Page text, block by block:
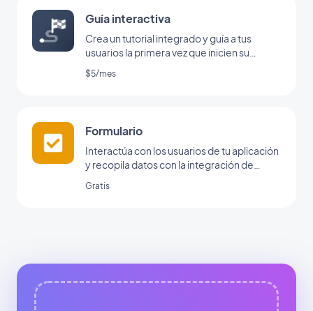
Guía interactiva
Crea un tutorial integrado y guía a tus
usuarios la primera vez que inicien su
aplicación
$5/mes
Formulario
Interactúa con los usuarios de tu aplicación
y recopila datos con la integración de
Gratis